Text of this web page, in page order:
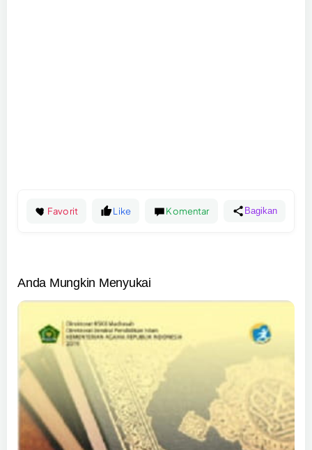
Favorit Like Komentar Bagikan
Anda Mungkin Menyukai